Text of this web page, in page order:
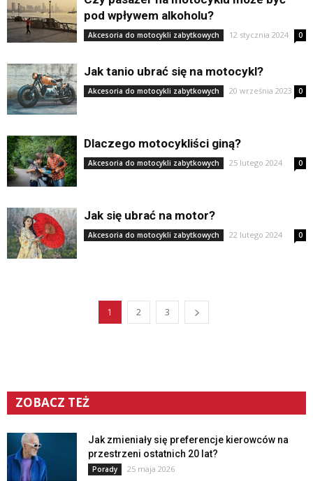
pod wpływem alkoholu?
Akcesoria do motocykli zabytkowych 12 stycznia 2024 0
Jak tanio ubrać się na motocykl?
Akcesoria do motocykli zabytkowych 20 września 2023 0
Dlaczego motocykliści giną?
Akcesoria do motocykli zabytkowych 25 lutego 2024 0
Jak się ubrać na motor?
Akcesoria do motocykli zabytkowych 22 lutego 2024 0
1 2 3
ZOBACZ TEŻ
Jak zmieniały się preferencje kierowców na
przestrzeni ostatnich 20 lat?
Porady 25 maja 2026